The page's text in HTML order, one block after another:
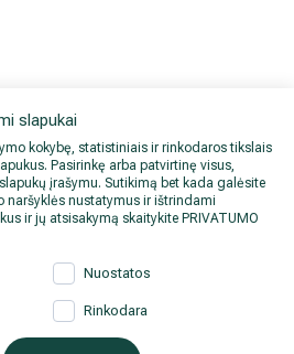
slapukai
kokybę, statistiniais ir rinkodaros tikslais
Pasirinkę arba patvirtinę visus,
įrašymu. Sutikimą bet kada galėsite
naršyklės nustatymus ir ištrindami
ir jų atsisakymą skaitykite PRIVATUMO
Nuostatos
Rinkodara
Privatumo politika
apsauga.